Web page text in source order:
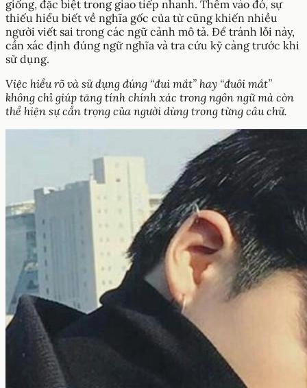
giống, đặc biệt trong giao tiếp nhanh. Thêm vào đó, sự
thiếu hiểu biết về nghĩa gốc của từ cũng khiến nhiều
người viết sai trong các ngữ cảnh mô tả. Để tránh lỗi này,
cần xác định đúng ngữ nghĩa và tra cứu kỹ càng trước khi
sử dụng.
Việc hiểu rõ và sử dụng đúng “đui mắt” hay “đuôi mắt”
không chỉ giúp tăng tính chính xác trong ngôn ngữ mà còn
thể hiện sự cẩn trọng của người dùng trong từng câu chữ.